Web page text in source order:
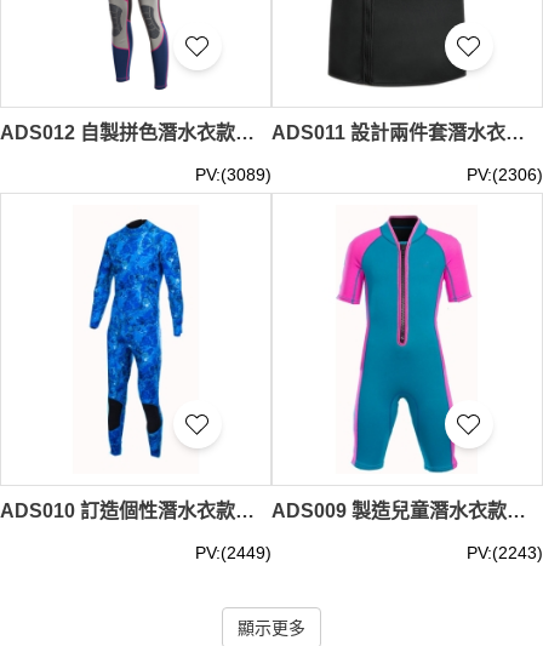
ADS012 自製拼色潛水衣款式 訂做保暖潛水衣款式 2MM 水母衣 設計潛水衣款式 潛水衣供應商 女裝潛水衣 女裝潛水褲
PV:(3089)
ADS011 設計兩件套潛水衣款式 訂造背心潛水衣款式 2MM 浮潛服 自訂保暖潛水衣款式 潛水衣製衣廠
PV:(2306)
ADS010 訂造個性潛水衣款式 設計連體潛水衣款式 3MM 製作全件印潛水衣款式 潛水衣廠房
PV:(2449)
ADS009 製造兒童潛水衣款式 設計連體潛水衣款式 2MM 訂做短袖潛水衣款式 潛水衣中心
PV:(2243)
顯示更多